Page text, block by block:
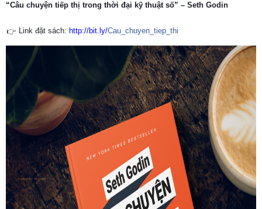
“Câu chuyện tiếp thị trong thời đại kỹ thuật số” – Seth Godin
👉 Link đặt sách: http://bit.ly/Cau_chuyen_tiep_thi